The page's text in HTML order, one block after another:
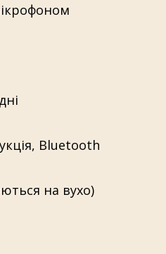
, Bluetooth
на вухо)